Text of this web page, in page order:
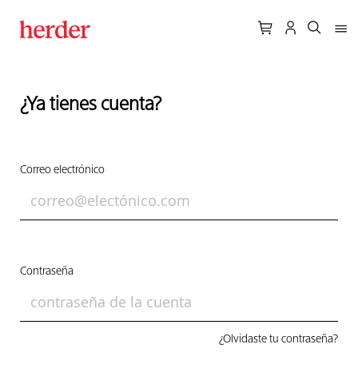
¿Ya tienes cuenta?
Correo electrónico
Contraseña
¿Olvidaste tu contraseña?